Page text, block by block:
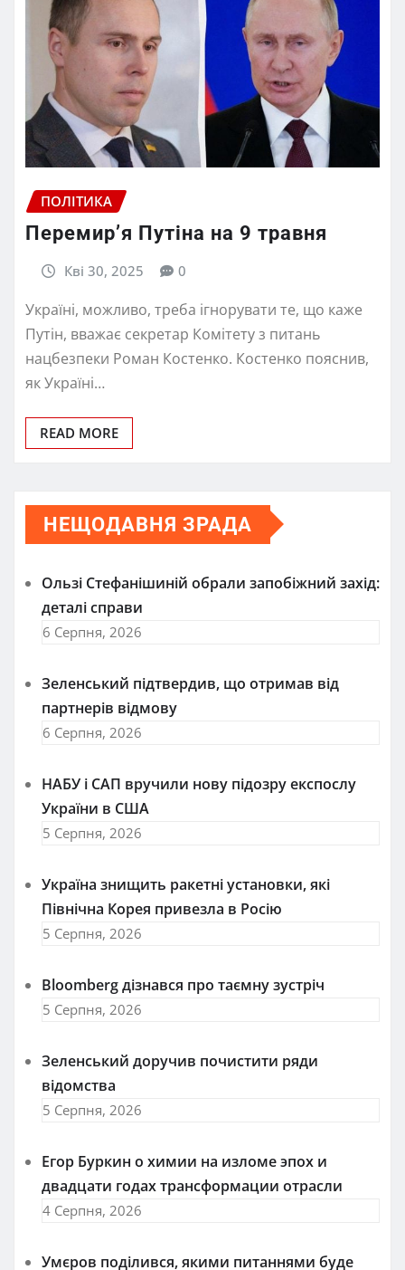
ПОЛІТИКА
Перемир’я Путіна на 9 травня
Кві 30, 2025 0
Україні, можливо, треба ігнорувати те, що каже
Путін, вважає секретар Комітету з питань
нацбезпеки Роман Костенко. Костенко пояснив,
як Україні…
READ MORE
НЕЩОДАВНЯ ЗРАДА
Ользі Стефанішиній обрали запобіжний захід:
деталі справи
6 Серпня, 2026
Зеленський підтвердив, що отримав від
партнерів відмову
6 Серпня, 2026
НАБУ і САП вручили нову підозру експослу
України в США
5 Серпня, 2026
Україна знищить ракетні установки, які
Північна Корея привезла в Росію
5 Серпня, 2026
Bloomberg дізнався про таємну зустріч
5 Серпня, 2026
Зеленський доручив почистити ряди
відомства
5 Серпня, 2026
Егор Буркин о химии на изломе эпох и
двадцати годах трансформации отрасли
4 Серпня, 2026
Умєров поділився, якими питаннями буде